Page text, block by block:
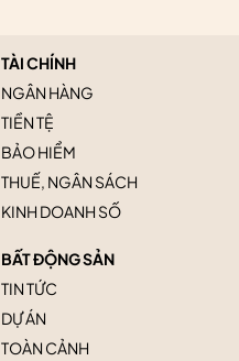
TÀI CHÍNH
NGÂN HÀNG
TIỀN TỆ
BẢO HIỂM
THUẾ, NGÂN SÁCH
KINH DOANH SỐ
BẤT ĐỘNG SẢN
TIN TỨC
DỰ ÁN
TOÀN CẢNH